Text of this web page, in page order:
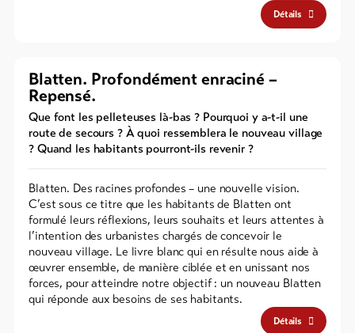
Détails
Blatten. Profondément enraciné –
Repensé.
Que font les pelleteuses là-bas ? Pourquoi y a-t-il une
route de secours ? À quoi ressemblera le nouveau village
? Quand les habitants pourront-ils revenir ?
Blatten. Des racines profondes – une nouvelle vision.
C’est sous ce titre que les habitants de Blatten ont
formulé leurs réflexions, leurs souhaits et leurs attentes à
l’intention des urbanistes chargés de concevoir le
nouveau village. Le livre blanc qui en résulte nous aide à
œuvrer ensemble, de manière ciblée et en unissant nos
forces, pour atteindre notre objectif : un nouveau Blatten
qui réponde aux besoins de ses habitants.
Détails